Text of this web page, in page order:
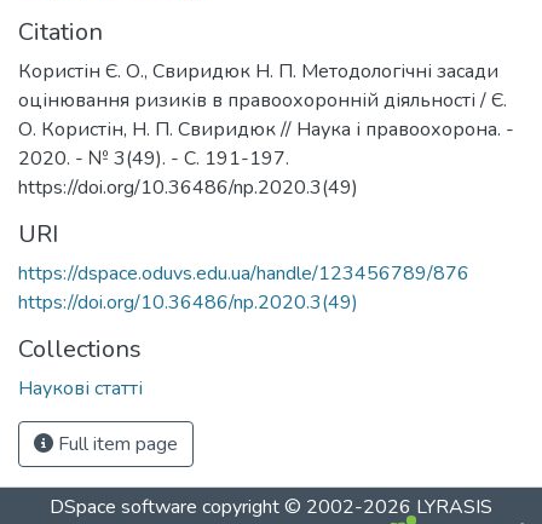
Citation
Користін Є. О., Свиридюк Н. П. Методологічні засади
оцінювання ризиків в правоохоронній діяльності / Є.
О. Користін, Н. П. Свиридюк // Наука і правоохорона. -
2020. - № 3(49). - С. 191-197.
https://doi.org/10.36486/np.2020.3(49)
URI
https://dspace.oduvs.edu.ua/handle/123456789/876
https://doi.org/10.36486/np.2020.3(49)
Collections
Наукові статті
Full item page
DSpace software copyright © 2002-2026 LYRASIS